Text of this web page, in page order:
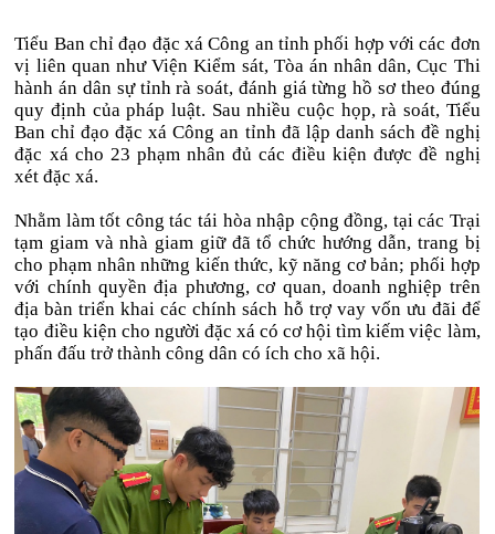
Tiểu Ban chỉ đạo đặc xá Công an tỉnh phối hợp với các đơn
vị liên quan như Viện Kiểm sát, Tòa án nhân dân, Cục Thi
hành án dân sự tỉnh rà soát, đánh giá từng hồ sơ theo đúng
quy định của pháp luật. Sau nhiều cuộc họp, rà soát, Tiểu
Ban chỉ đạo đặc xá Công an tỉnh đã lập danh sách đề nghị
đặc xá cho 23 phạm nhân đủ các điều kiện được đề nghị
xét đặc xá.
Nhằm làm tốt công tác tái hòa nhập cộng đồng, tại các Trại
tạm giam và nhà giam giữ đã tổ chức hướng dẫn, trang bị
cho phạm nhân những kiến thức, kỹ năng cơ bản; phối hợp
với chính quyền địa phương, cơ quan, doanh nghiệp trên
địa bàn triển khai các chính sách hỗ trợ vay vốn ưu đãi để
tạo điều kiện cho người đặc xá có cơ hội tìm kiếm việc làm,
phấn đấu trở thành công dân có ích cho xã hội.